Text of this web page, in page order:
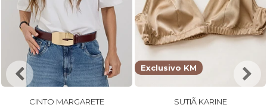
CINTO MARGARETE
Exclusivo KM
SUTIÃ KARINE